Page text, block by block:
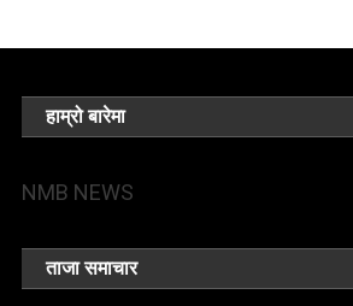
हाम्रो बारेमा
NMB NEWS
ताजा समाचार